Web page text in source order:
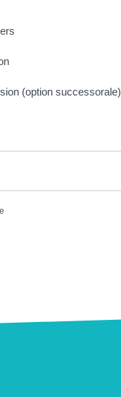
(option successorale)